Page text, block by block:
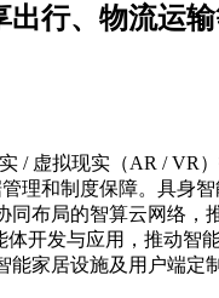
行、物流运
/ 虚拟现实（AR / VR
和制度保障。具身
布局的智算云网络
开发与应用，推动
家居设施及用户端定